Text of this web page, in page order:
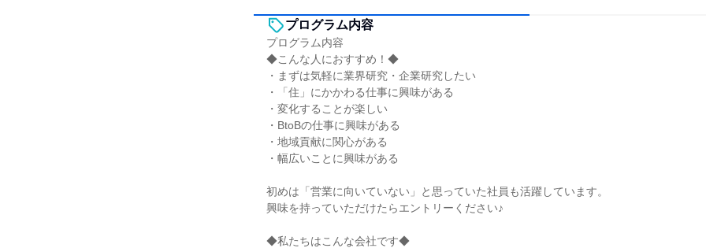
プログラム内容
プログラム内容
◆こんな人におすすめ！◆
・まずは気軽に業界研究・企業研究したい
・「住」にかかわる仕事に興味がある
・変化することが楽しい
・BtoBの仕事に興味がある
・地域貢献に関心がある
・幅広いことに興味がある
初めは「営業に向いていない」と思っていた社員も活躍しています。
興味を持っていただけたらエントリーください♪
◆私たちはこんな会社です◆